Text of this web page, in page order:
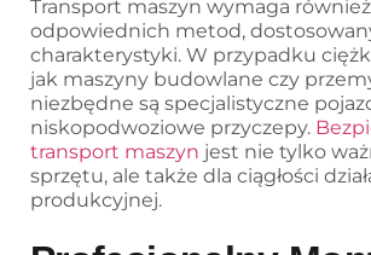
Transport maszyn wymaga również
odpowiednich metod,
charakterystyki. W przypadku
jak maszyny budowlane czy
niezbędne są specjalistyczne
niskopodwoziowe przyczepy.
transport maszyn jest nie tylko
sprzętu, ale także dla ciągłości
produkcyjnej.